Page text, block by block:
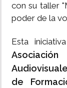
con su taller
poder de la
Esta
de